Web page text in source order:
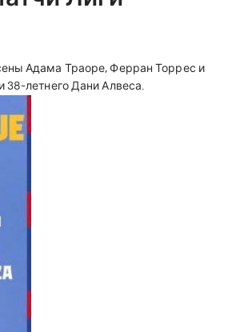
Адама Траоре, Ферран Торрес и
38-летнего Дани Алвеса.